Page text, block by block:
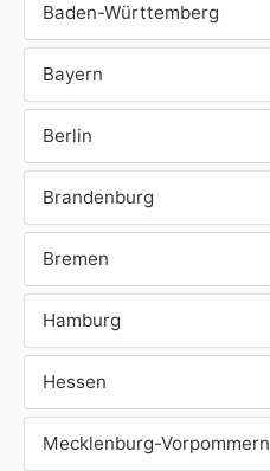
Baden-Württemberg
Bayern
Berlin
Brandenburg
Bremen
Hamburg
Hessen
Mecklenburg-Vorpommern